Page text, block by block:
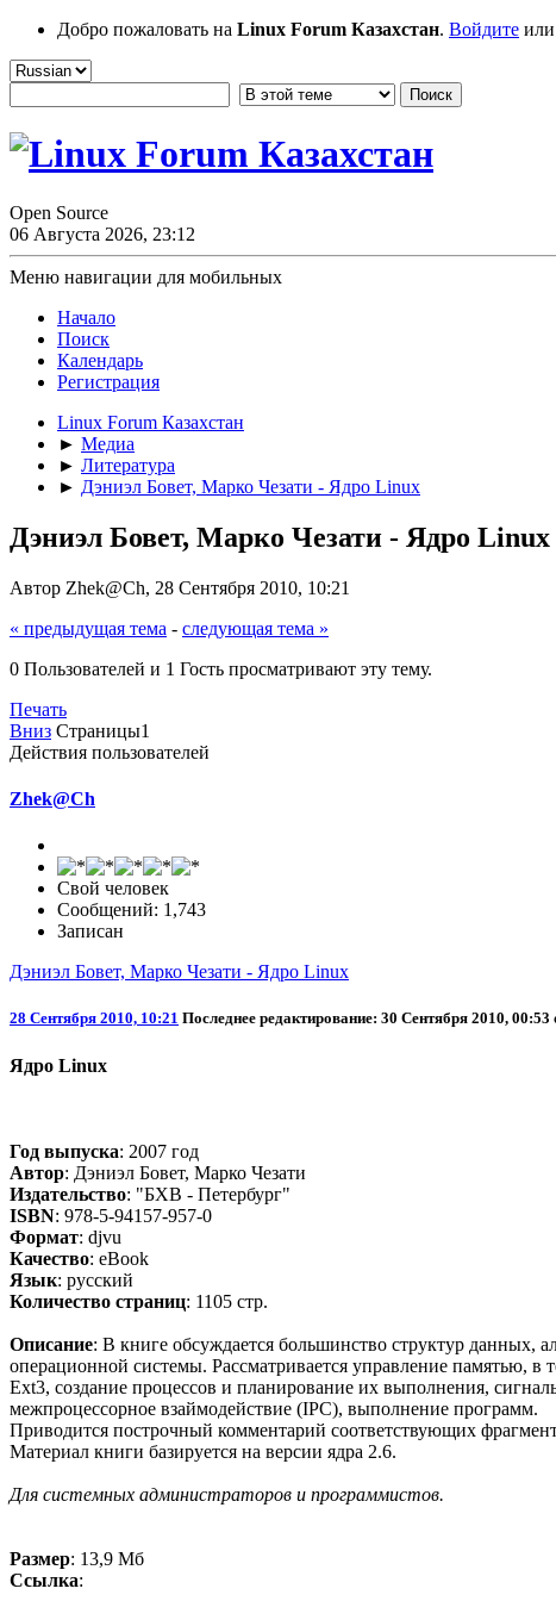
Добро пожаловать на Linux Forum Казахстан. Войдите или
Open Source
06 Августа 2026, 23:12
Меню навигации для мобильных
Начало
Поиск
Календарь
Регистрация
Linux Forum Казахстан
► Медиа
► Литература
► Дэниэл Бовет, Марко Чезати - Ядро Linux
Дэниэл Бовет, Марко Чезати - Ядро Linux
Автор Zhek@Ch, 28 Сентября 2010, 10:21
« предыдущая тема - следующая тема »
0 Пользователей и 1 Гость просматривают эту тему.
Печать
Вниз Страницы1
Действия пользователей
Zhek@Ch
Свой человек
Сообщений: 1,743
Записан
Дэниэл Бовет, Марко Чезати - Ядро Linux
28 Сентября 2010, 10:21 Последнее редактирование: 30 Сентября 2010, 00:53
Ядро Linux
Год выпуска: 2007 год
Автор: Дэниэл Бовет, Марко Чезати
Издательство: "БХВ - Петербург"
ISBN: 978-5-94157-957-0
Формат: djvu
Качество: eBook
Язык: русский
Количество страниц: 1105 стр.
Описание: В книге обсуждается большинство структур данных,
операционной системы. Рассматривается управление памятью,
Ext3, создание процессов и планирование их выполнения,
межпроцессорное взаймодействие (IPC), выполнение программ.
Приводится построчный комментарий соответствующих
Материал книги базируется на версии ядра 2.6.
Для системных администраторов и программистов.
Размер: 13,9 Мб
Ссылка: